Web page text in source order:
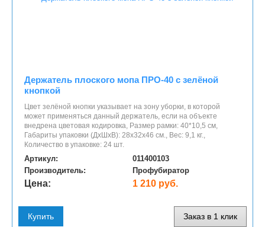
Держатель плоского мопа ПРО-40 c зелёной
кнопкой
​Цвет зелёной кнопки указывает на зону уборки, в которой
может применяться данный держатель, если на объекте
внедрена цветовая кодировка, Размер рамки: 40*10,5 см,
Габариты упаковки (ДхШхВ): 28х32х46 см., Вес: 9,1 кг.,
Количество в упаковке: 24 шт.
Артикул:
011400103
Производитель:
Профубиратор
Цена: 1 210 руб.
Купить Заказ в 1 клик